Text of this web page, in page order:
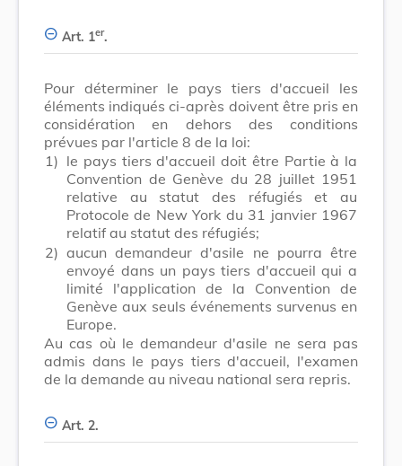
Art. 1er.
Pour déterminer le pays tiers d'accueil les
éléments indiqués ci-après doivent être pris en
considération en dehors des conditions
prévues par l'article 8 de la loi:
1) le pays tiers d'accueil doit être Partie à la
Convention de Genève du 28 juillet 1951
relative au statut des réfugiés et au
Protocole de New York du 31 janvier 1967
relatif au statut des réfugiés;
2) aucun demandeur d'asile ne pourra être
envoyé dans un pays tiers d'accueil qui a
limité l'application de la Convention de
Genève aux seuls événements survenus en
Europe.
Au cas où le demandeur d'asile ne sera pas
admis dans le pays tiers d'accueil, l'examen
de la demande au niveau national sera repris.
Art. 2.